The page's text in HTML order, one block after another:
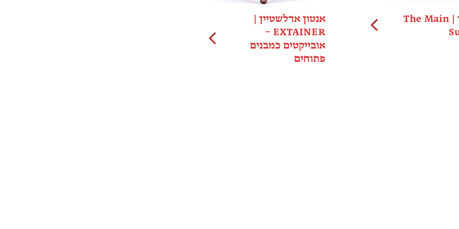
גל וולר | The Main
אנטון אדלשטיין |
EXTAINER –
אובייקטים כמבנים
פתוחים